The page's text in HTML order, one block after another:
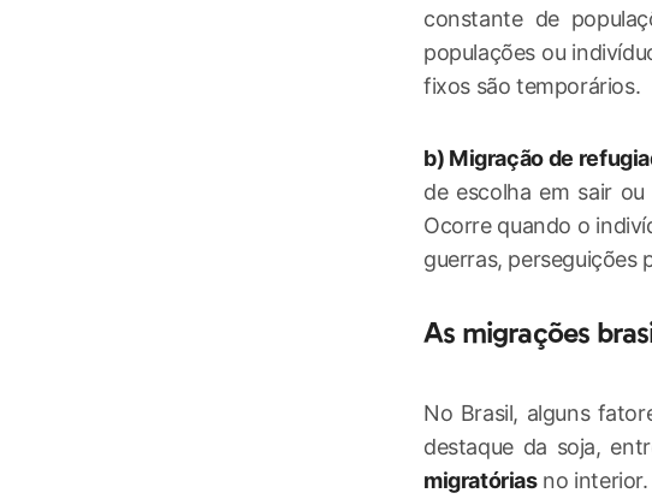
constante de
populações ou
fixos são temporários.
b) Migração de
de escolha em sair
Ocorre quando o
guerras, perseguições
As migrações
No Brasil, alguns
destaque da soja,
migratóriasno interior.